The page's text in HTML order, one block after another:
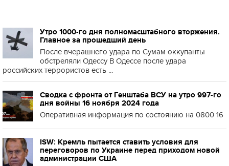
Утро 1000-го дня полномасштабного вторжения.
Главное за прошедший день
После вчерашнего удара по Сумам оккупанты
обстреляли Одессу В Одессе после удара
российских террористов есть ...
Сводка с фронта от Генштаба ВСУ на утро 997-го
дня войны 16 ноября 2024 года
Оперативная информация по состоянию на 0800 16
ISW: Кремль пытается ставить условия для
переговоров по Украине перед приходом новой
администрации США